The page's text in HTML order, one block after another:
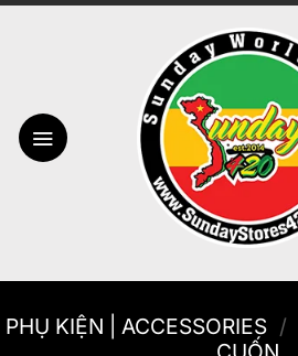
Bỏ
PHỤ KIỆN | ACCESSORIES /